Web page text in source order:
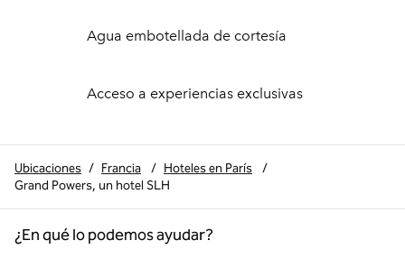
Agua embotellada de cortesía
Acceso a experiencias exclusivas
Ubicaciones / Francia / Hoteles en París
/
Grand Powers, un hotel SLH
¿En qué lo podemos ayudar?